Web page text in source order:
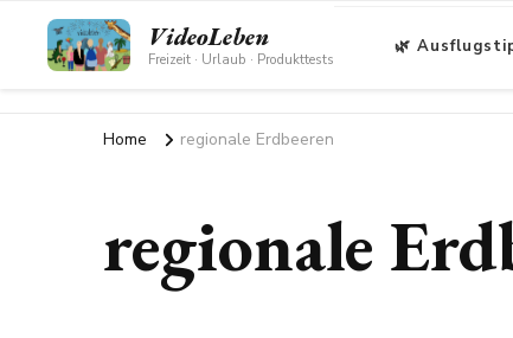
VideoLeben
Freizeit · Urlaub · Produkttests
🌿
Home regionale Erdbeeren
regionale